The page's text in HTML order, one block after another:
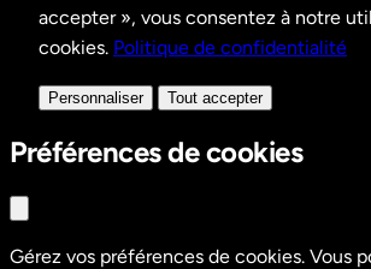
accepter », vous consentez à notre
cookies. Politique de confidentialité
Personnaliser Tout accepter
Préférences de cookies
Gérez vos préférences de cookies. Vous